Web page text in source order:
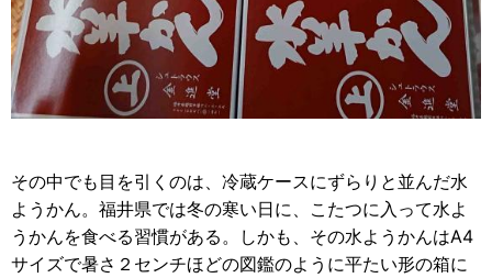
その中でも目を引くのは、冷蔵ケースにずらりと並んだ水
ようかん。福井県では冬の寒い日に、こたつに入って水よ
うかんを食べる習慣がある。しかも、その水ようかんはA4
サイズで暑さ２センチほどの図鑑のように平たい形の箱に